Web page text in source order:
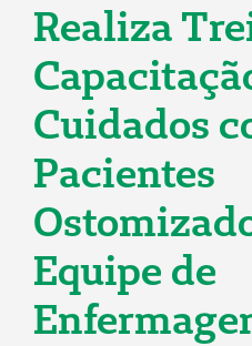
Realiza
Cuidados
Pacientes
Equipe de